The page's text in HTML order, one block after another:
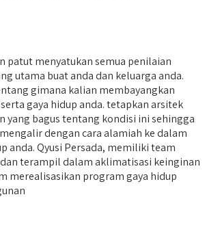
patut menyatukan semua penilaian
utama buat anda dan keluarga anda.
gimana kalian membayangkan
gaya hidup anda. tetapkan arsitek
yang bagus tentang kondisi ini sehingga
dengan cara alamiah ke dalam
anda. Qyusi Persada, memiliki team
terampil dalam aklimatisasi keinginan
merealisasikan program gaya hidup